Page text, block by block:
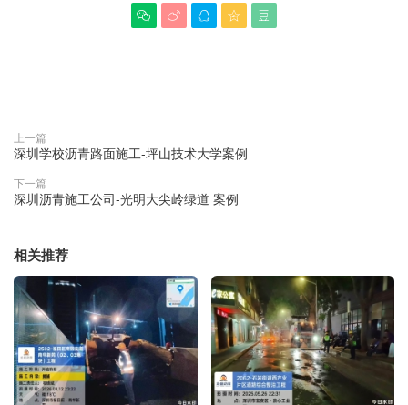
    
上一篇
深圳学校沥青路面施工-坪山技术大学案例
下一篇
深圳沥青施工公司-光明大尖岭绿道 案例
相关推荐